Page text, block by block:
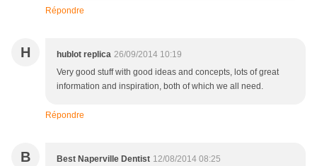
Répondre
H hublot replica 26/09/2014 10:19
Very good stuff with good ideas and concepts, lots of great
information and inspiration, both of which we all need.
Répondre
B Best Naperville Dentist 12/08/2014 08:25